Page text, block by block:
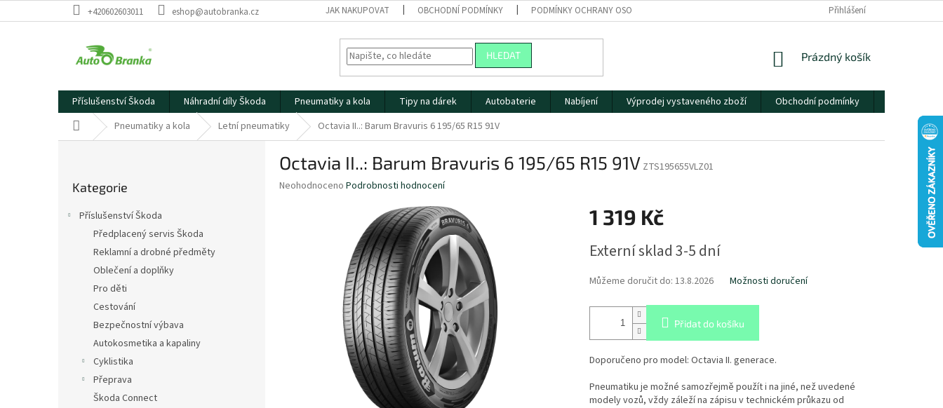
na
+420602603011 eshop@autobranka.cz JAK NAKUPOVAT OBCHODNÍ PODMÍNKY PODMÍNKY OCHRANY OSOBNÍCH ÚDAJŮ Přihlášení
HLEDAT
NÁKUPNÍ
Prázdný košík
Příslušenství Škoda Náhradní díly Škoda Pneumatiky a kola Tipy na dárek Autobaterie Nabíjení Výprodej vystaveného zboží Obchodní podmínky
Domů Pneumatiky a kola Letní pneumatiky Octavia II..: Barum Bravuris 6 195/65 R15 91V
kategorie
Kategorie
Příslušenství Škoda
Předplacený servis Škoda
Reklamní a drobné předměty
Oblečení a doplňky
Pro děti
Cestování
Bezpečnostní výbava
Autokosmetika a kapaliny
Cyklistika
Přeprava
Škoda Connect
Octavia II..: Barum Bravuris 6 195/65 R15 91V ZTS195655VLZ01
Průměrné
Neohodnoceno Podrobnosti hodnocení
1 319 Kč
cena:
Externí sklad 3-5 dní
Můžeme doručit do: 13.8.2026 Možnosti doručení
Přidat do košíku
Doporučeno pro model: Octavia II. generace.
Pneumatiku je možné samozřejmě použít i na jiné, než uvedené
modely vozů, vždy záleží na zápisu v technickém průkazu od